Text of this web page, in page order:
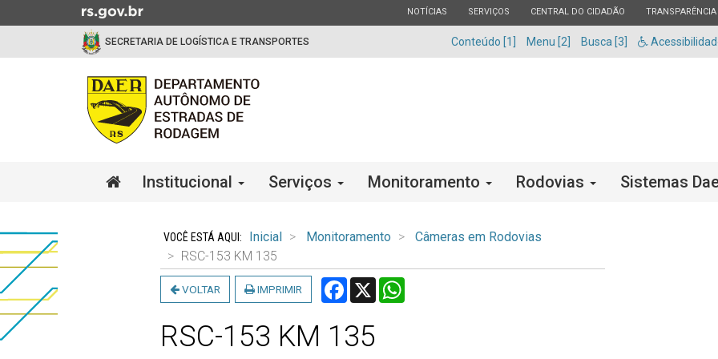
para
ESTADO
NOTÍCIAS ESTADO
SERVIÇOS ESTADO
CENTRAL DO CIDADÃO ESTADO
TRANSPARÊNCIA
SECRETARIA DE LOGÍSTICA E TRANSPORTES Conteúdo [1] Menu [2] Busca [3]
Institucional Serviços Monitoramento Rodovias Sistemas
do
conteúdo
Inicial Monitoramento
Câmeras em Rodovias
RSC-153 KM 135
VOLTAR IMPRIMIR Facebook
X WhatsApp
RSC-153 KM 135